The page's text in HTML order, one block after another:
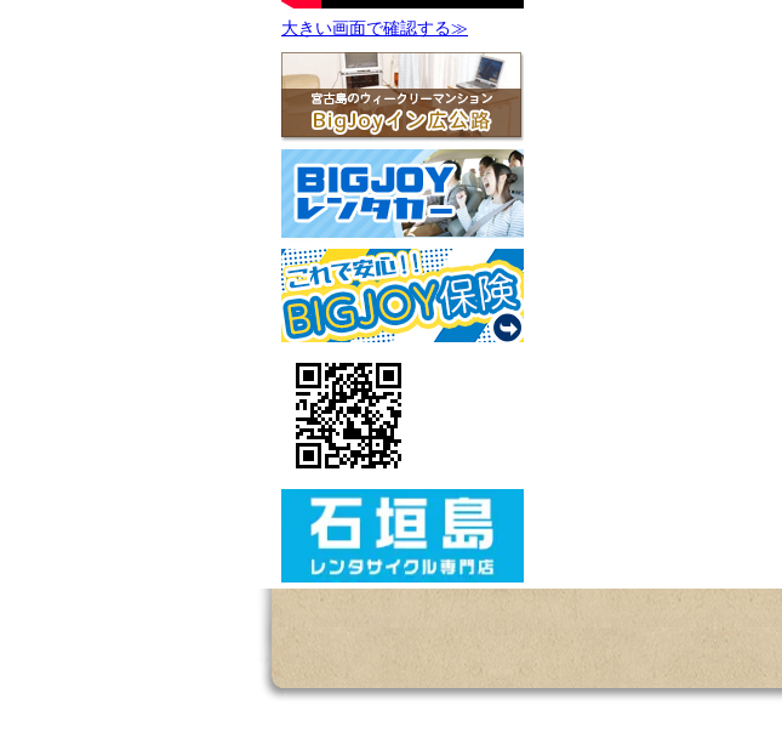
大きい画面で確認する≫